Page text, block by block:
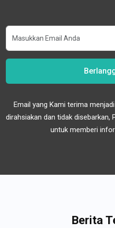
Email yang Kami terima
dirahsiakan dan tidak disebarkan,
untuk memberi
Berita